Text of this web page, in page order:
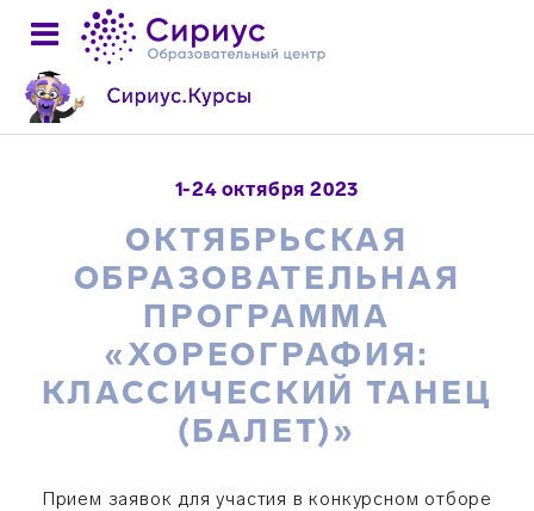
1-24 октября 2023
ОКТЯБРЬСКАЯ
ОБРАЗОВАТЕЛЬНАЯ
ПРОГРАММА
«ХОРЕОГРАФИЯ:
КЛАССИЧЕСКИЙ ТАНЕЦ
(БАЛЕТ)»
Прием заявок для участия в конкурсном отборе